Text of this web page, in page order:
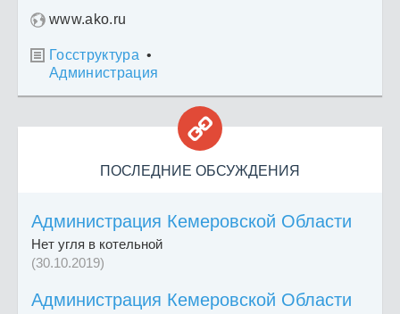
www.ako.ru
 Госструктура •
Администрация

ПОСЛЕДНИЕ ОБСУЖДЕНИЯ
Администрация Кемеровской Области
Нет угля в котельной
(30.10.2019)
Администрация Кемеровской Области